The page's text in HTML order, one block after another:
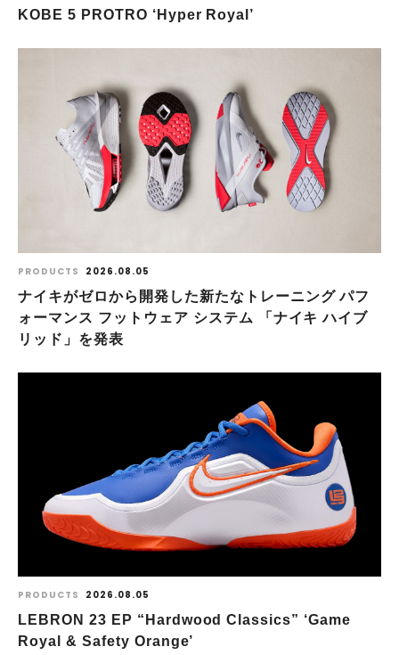
KOBE 5 PROTRO ‘Hyper Royal’
PRODUCTS 2026.08.05
ナイキがゼロから開発した新たなトレーニング パフ
ォーマンス フットウェア システム 「ナイキ ハイブ
リッド」を発表
PRODUCTS 2026.08.05
LEBRON 23 EP “Hardwood Classics” ‘Game
Royal & Safety Orange’